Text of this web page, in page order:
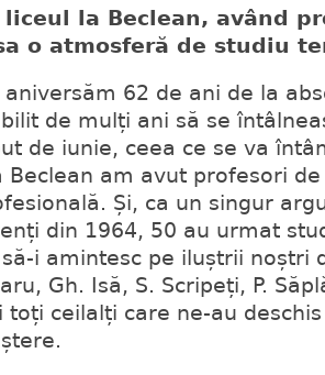
la Beclean, având
o atmosferă de studiu
aniversăm 62 de ani de la
de mulți ani să se
de iunie, ceea ce se va
Beclean am avut profesori
Și, ca un singur
din 1964, 50 au urmat
i amintesc pe iluștrii noștri
Gh. Isă, S. Scripeți, P.
toți ceilalți care ne-au